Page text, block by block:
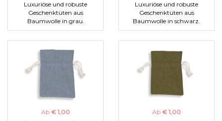
Luxuriöse und robuste
Geschenktüten aus
Baumwolle in grau.
Luxuriöse und robuste
Geschenktüten aus
Baumwolle in schwarz.
Ab € 1,00
Ab € 1,00